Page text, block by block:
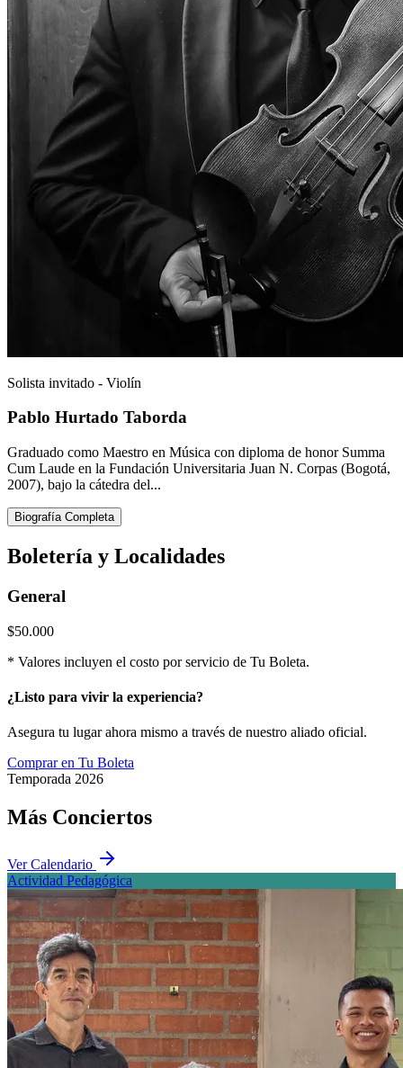
Solista invitado - Violín
Pablo Hurtado Taborda
Graduado como Maestro en Música con diploma de honor Summa
Cum Laude en la Fundación Universitaria Juan N. Corpas (Bogotá,
2007), bajo la cátedra del...
Biografía Completa
Boletería y Localidades
General
$50.000
* Valores incluyen el costo por servicio de Tu Boleta.
¿Listo para vivir la experiencia?
Asegura tu lugar ahora mismo a través de nuestro aliado oficial.
Comprar en Tu Boleta
Temporada 2026
Más Conciertos
Ver Calendario
Actividad Pedagógica